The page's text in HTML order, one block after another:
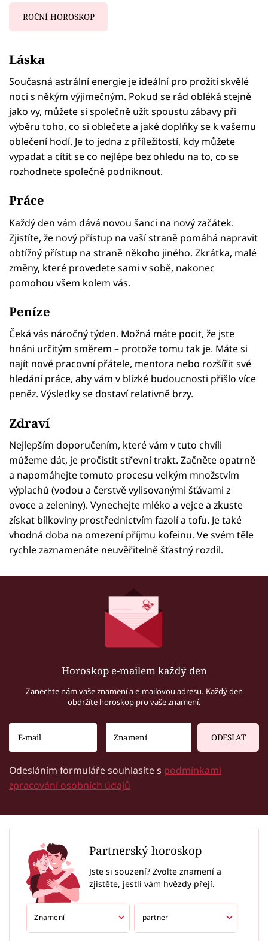
ROČNÍ HOROSKOP
Láska
Současná astrální energie je ideální pro prožití skvělé
noci s někým výjimečným. Pokud se rád obléká stejně
jako vy, můžete si společně užít spoustu zábavy při
výběru toho, co si oblečete a jaké doplňky se k vašemu
oblečení hodí. Je to jedna z příležitostí, kdy můžete
vypadat a cítit se co nejlépe bez ohledu na to, co se
rozhodnete společně podniknout.
Práce
Každý den vám dává novou šanci na nový začátek.
Zjistíte, že nový přístup na vaší straně pomáhá napravit
obtížný přístup na straně někoho jiného. Zkrátka, malé
změny, které provedete sami v sobě, nakonec
pomohou všem kolem vás.
Peníze
Čeká vás náročný týden. Možná máte pocit, že jste
hnáni určitým směrem – protože tomu tak je. Máte si
najít nové pracovní přátele, mentora nebo rozšířit své
hledání práce, aby vám v blízké budoucnosti přišlo více
peněz. Výsledky se dostaví relativně brzy.
Zdraví
Nejlepším doporučením, které vám v tuto chvíli
můžeme dát, je pročistit střevní trakt. Začněte opatrně
a napomáhejte tomuto procesu velkým množstvím
výplachů (vodou a čerstvě vylisovanými šťávami z
ovoce a zeleniny). Vynechejte mléko a vejce a zkuste
získat bílkoviny prostřednictvím fazolí a tofu. Je také
vhodná doba na omezení příjmu kofeinu. Ve svém těle
rychle zaznamenáte neuvěřitelně šťastný rozdíl.
Horoskop e-mailem každý den
Zanechte nám vaše znamení a e-mailovou adresu. Každý den
obdržíte horoskop pro vaše znamení.
ODESLAT
Odesláním formuláře souhlasíte s podmínkami
zpracování osobních údajů
Partnerský horoskop
Jste si souzení? Zvolte znamení a
zjistěte, jestli vám hvězdy přejí.